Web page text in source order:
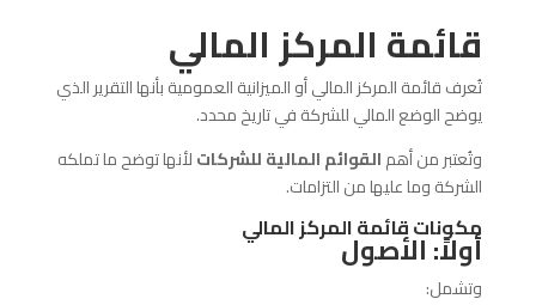
قائمة المركز المالي
تُعرف قائمة المركز المالي أو الميزانية العمومية بأنها التقرير الذي
يوضح الوضع المالي للشركة في تاريخ محدد.
وتُعتبر من أهمالقوائم المالية للشركاتلأنها توضح ما تملكه
الشركة وما عليها من التزامات.
مكونات قائمة المركز المالي
أولاً: الأصول
وتشمل: